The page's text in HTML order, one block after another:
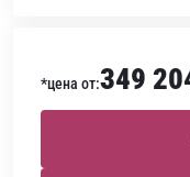
*цена от:349